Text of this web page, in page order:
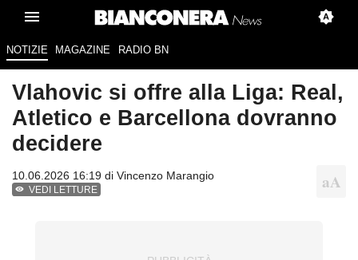
NOTIZIE MAGAZINE RADIO BN
Vlahovic si offre alla Liga: Real,
Atletico e Barcellona dovranno
decidere
10.06.2026 16:19 di Vincenzo Marangio
VEDI LETTURE